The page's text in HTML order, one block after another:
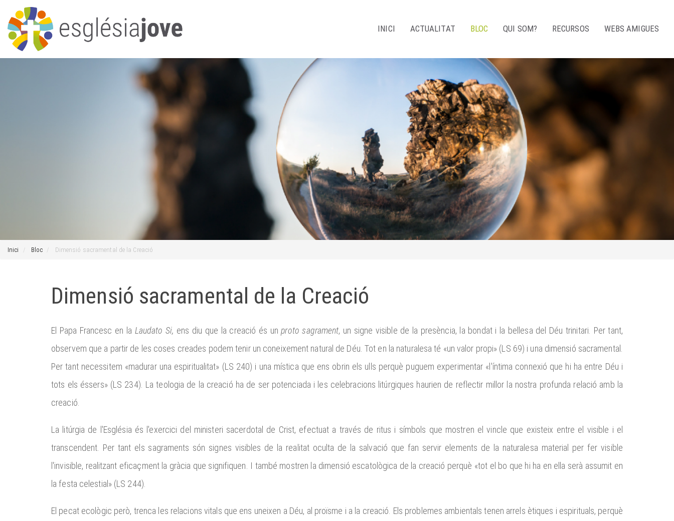
al
Navegació
principal
INICI ACTUALITAT BLOC QUI SOM? RECURSOS WEBS AMIGUES
Inici Bloc Dimensió sacramental de la Creació
Dimensió sacramental de la Creació
El Papa Francesc en la Laudato Si, ens diu que la creació és unproto sagrament, un signe visible de la presència, la bondat i la bellesa del Déu trinitari. Per tant,
observem que a partir de les coses creades podem tenir un coneixement natural de Déu. Tot en la naturalesa té «un valor propi» (LS 69) i una dimensió sacramental.
Per tant necessitem «madurar una espiritualitat» (LS 240) i una mística que ens obrin els ulls perquè puguem experimentar «l'íntima connexió que hi ha entre Déu i
tots els éssers» (LS 234). La teologia de la creació ha de ser potenciada i les celebracions litúrgiques haurien de reflectir millor la nostra profunda relació amb la
creació.
La litúrgia de l'Església és l'exercici del ministeri sacerdotal de Crist, efectuat a través de ritus i símbols que mostren el vincle que existeix entre el visible i el
transcendent. Per tant els sagraments són signes visibles de la realitat oculta de la salvació que fan servir elements de la naturalesa material per fer visible
l'invisible, realitzant eficaçment la gràcia que signifiquen. I també mostren la dimensió escatològica de la creació perquè «tot el bo que hi ha en ella serà assumit en
la festa celestial» (LS 244).
El pecat ecològic però, trenca les relacions vitals que ens uneixen a Déu, al proïsme i a la creació. Els problemes ambientals tenen arrels ètiques i espirituals, perquè